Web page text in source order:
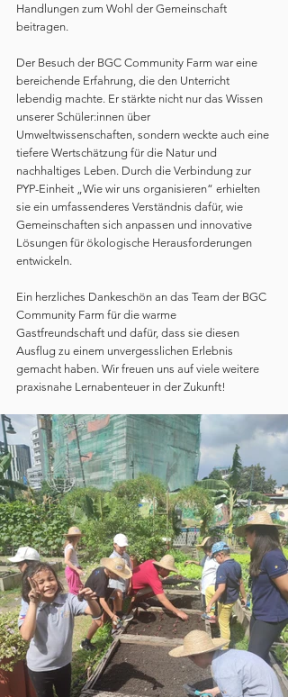
Handlungen zum Wohl der Gemeinschaft
beitragen.
Der Besuch der BGC Community Farm war eine
bereichende Erfahrung, die den Unterricht
lebendig machte. Er stärkte nicht nur das Wissen
unserer Schüler:innen über
Umweltwissenschaften, sondern weckte auch eine
tiefere Wertschätzung für die Natur und
nachhaltiges Leben. Durch die Verbindung zur
PYP-Einheit „Wie wir uns organisieren“ erhielten
sie ein umfassenderes Verständnis dafür, wie
Gemeinschaften sich anpassen und innovative
Lösungen für ökologische Herausforderungen
entwickeln.
Ein herzliches Dankeschön an das Team der BGC
Community Farm für die warme
Gastfreundschaft und dafür, dass sie diesen
Ausflug zu einem unvergesslichen Erlebnis
gemacht haben. Wir freuen uns auf viele weitere
praxisnahe Lernabenteuer in der Zukunft!